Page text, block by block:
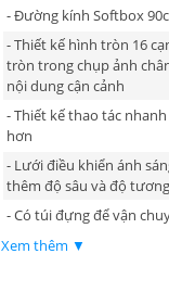
- Đường kính Softbox
- Thiết kế hình tròn 16
tròn trong chụp ảnh
nội dung cận cảnh
- Thiết kế thao tác
hơn
- Lưới điều khiển ánh
thêm độ sâu và độ
- Có túi đựng để vận
- Tương thích với amaran
Xem thêm ▼